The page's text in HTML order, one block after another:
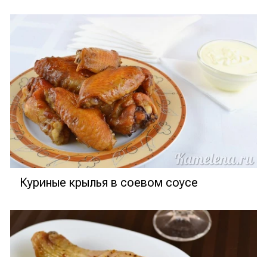
Куриные крылья в соевом соусе